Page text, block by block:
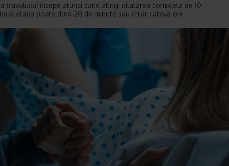
travaliului incepe atunci cand atingi dilatarea completa de 10
etapa poate dura 20 de minute sau chiar cateva ore.